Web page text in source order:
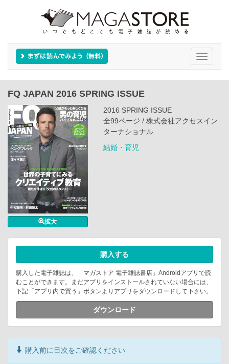
Toggle
FQ JAPAN 2016 SPRING ISSUE
拡大
2016 SPRING ISSUE
全99ページ / 株式会社アクセスイン
ターナショナル
結婚・育児
購入する
購入した電子雑誌は、「マガストア 電子雑誌書店」Androidアプリで読
むことができます。まだアプリをインストールされていない場合には、
下記「アプリ内で買う」ボタンよりアプリをダウンロードして下さい。
ダウンロード
購入前に目次をご確認ください